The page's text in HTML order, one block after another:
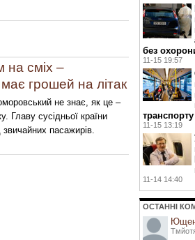
на сміх –
грошей на літак
не знає, як це –
Главу сусідньої країни
пасажирів.
без
11-15 19:57
транспорту
11-15 13:19
11-14 14:40
ОСТАННI